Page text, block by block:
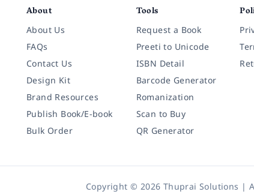
About
About Us
FAQs
Contact Us
Design Kit
Brand Resources
Publish Book/E-book
Bulk Order
Tools
Request a Book
Preeti to Unicode
ISBN Detail
Barcode Generator
Romanization
Scan to Buy
QR Generator
Copyright © 2026 Thuprai Solutions |